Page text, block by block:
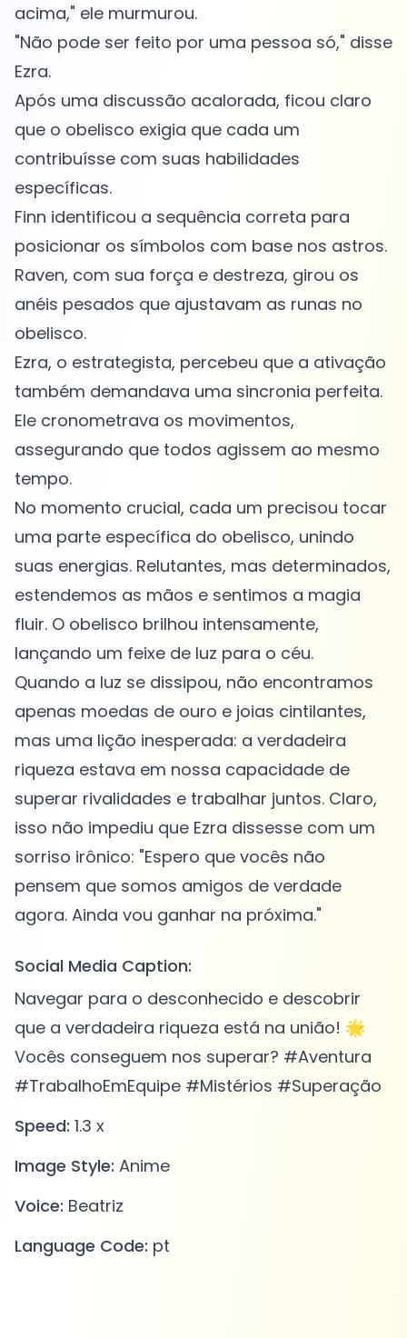
acima," ele murmurou.
"Não pode ser feito por uma pessoa só," disse
Ezra.
Após uma discussão acalorada, ficou claro
que o obelisco exigia que cada um
contribuísse com suas habilidades
específicas.
Finn identificou a sequência correta para
posicionar os símbolos com base nos astros.
Raven, com sua força e destreza, girou os
anéis pesados que ajustavam as runas no
obelisco.
Ezra, o estrategista, percebeu que a ativação
também demandava uma sincronia perfeita.
Ele cronometrava os movimentos,
assegurando que todos agissem ao mesmo
tempo.
No momento crucial, cada um precisou tocar
uma parte específica do obelisco, unindo
suas energias. Relutantes, mas determinados,
estendemos as mãos e sentimos a magia
fluir. O obelisco brilhou intensamente,
lançando um feixe de luz para o céu.
Quando a luz se dissipou, não encontramos
apenas moedas de ouro e joias cintilantes,
mas uma lição inesperada: a verdadeira
riqueza estava em nossa capacidade de
superar rivalidades e trabalhar juntos. Claro,
isso não impediu que Ezra dissesse com um
sorriso irônico: "Espero que vocês não
pensem que somos amigos de verdade
Social Media Caption:
Navegar para o desconhecido e descobrir
que a verdadeira riqueza está na união! 🌟
Vocês conseguem nos superar? #Aventura
#TrabalhoEmEquipe #Mistérios #Superação
Speed: 1.3 x
Image Style: Anime
Voice: Beatriz
Language Code: pt